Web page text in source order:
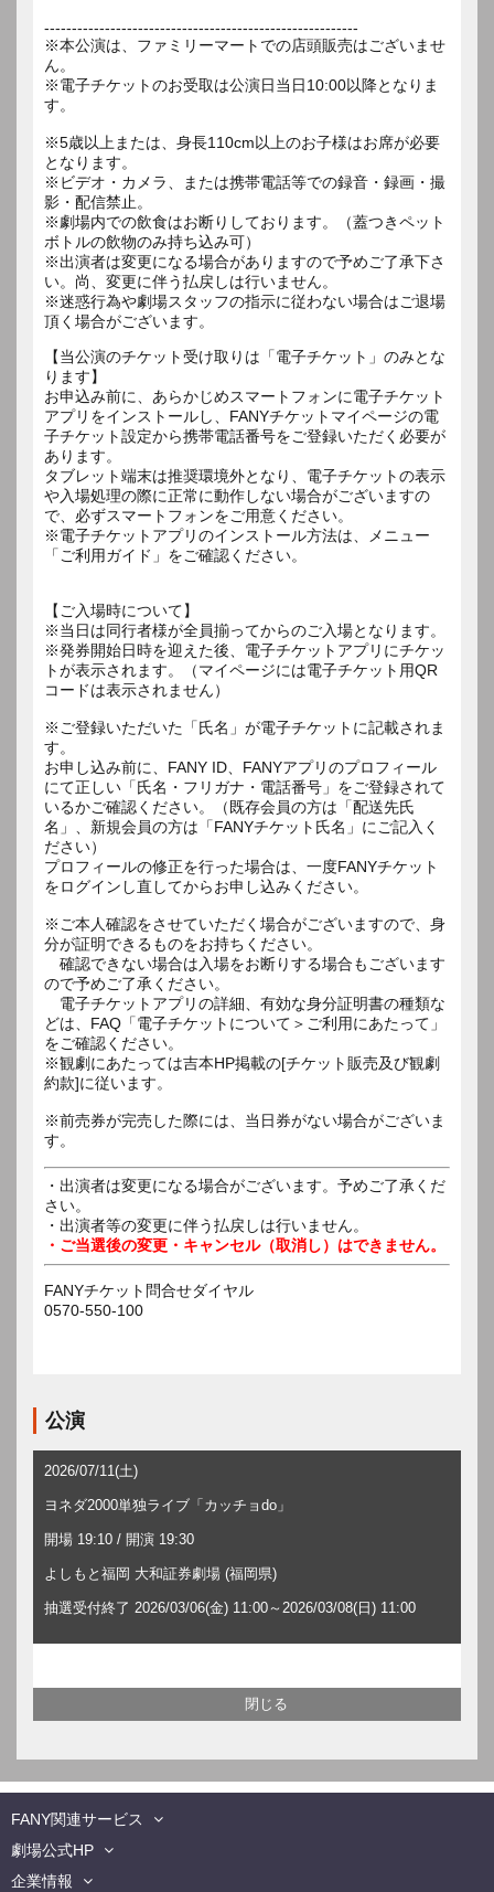
---------------------------------------------------------
※本公演は、ファミリーマートでの店頭販売はございませ
ん。
※電子チケットのお受取は公演日当日10:00以降となりま
す。
※5歳以上または、身長110cm以上のお子様はお席が必要
となります。
※ビデオ・カメラ、または携帯電話等での録音・録画・撮
影・配信禁止。
※劇場内での飲食はお断りしております。（蓋つきペット
ボトルの飲物のみ持ち込み可）
※出演者は変更になる場合がありますので予めご了承下さ
い。尚、変更に伴う払戻しは行いません。
※迷惑行為や劇場スタッフの指示に従わない場合はご退場
【当公演のチケット受け取りは「電子チケット」のみとな
ります】
お申込み前に、あらかじめスマートフォンに電子チケット
アプリをインストールし、FANYチケットマイページの電
子チケット設定から携帯電話番号をご登録いただく必要が
あります。
タブレット端末は推奨環境外となり、電子チケットの表示
や入場処理の際に正常に動作しない場合がございますの
で、必ずスマートフォンをご用意ください。
※電子チケットアプリのインストール方法は、メニュー
「ご利用ガイド」をご確認ください。
【ご入場時について】
※当日は同行者様が全員揃ってからのご入場となります。
※発券開始日時を迎えた後、電子チケットアプリにチケッ
トが表示されます。（マイページには電子チケット用QR
コードは表示されません）
※ご登録いただいた「氏名」が電子チケットに記載されま
す。
お申し込み前に、FANY ID、FANYアプリのプロフィール
にて正しい「氏名・フリガナ・電話番号」をご登録されて
いるかご確認ください。（既存会員の方は「配送先氏
名」、新規会員の方は「FANYチケット氏名」にご記入く
ださい）
プロフィールの修正を行った場合は、一度FANYチケット
をログインし直してからお申し込みください。
※ご本人確認をさせていただく場合がございますので、身
分が証明できるものをお持ちください。
確認できない場合は入場をお断りする場合もございます
ので予めご了承ください。
電子チケットアプリの詳細、有効な身分証明書の種類な
どは、FAQ「電子チケットについて＞ご利用にあたって」
をご確認ください。
※観劇にあたっては吉本HP掲載の[チケット販売及び観劇
約款]に従います。
※前売券が完売した際には、当日券がない場合がございま
す。
・出演者は変更になる場合がございます。予めご了承くだ
さい。
・出演者等の変更に伴う払戻しは行いません。
・ご当選後の変更・キャンセル（取消し）はできません。
FANYチケット問合せダイヤル
0570-550-100
公演
2026/07/11(土)
ヨネダ2000単独ライブ「カッチョdo」
開場 19:10 / 開演 19:30
よしもと福岡 大和証券劇場 (福岡県)
抽選受付終了 2026/03/06(金) 11:00～2026/03/08(日) 11:00
FANY関連サービス
劇場公式HP
企業情報